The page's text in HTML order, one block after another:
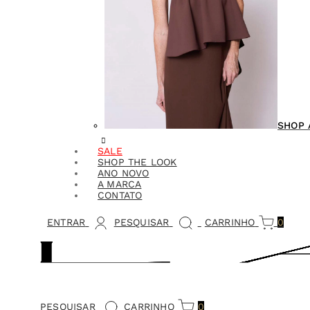
SHOP
SALE
SHOP THE LOOK
ANO NOVO
A MARCA
CONTATO
ENTRAR PESQUISAR CARRINHO 0
PESQUISAR CARRINHO 0